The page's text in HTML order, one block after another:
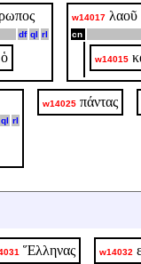
df ql rl
ὁ
w14017 λαοῦ
cn
w14015
ql rl
w14025 πάντας
Ἕλληνας w14032